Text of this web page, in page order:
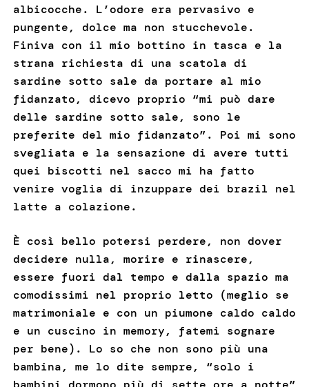
albicocche. L’odore era pervasivo e
pungente, dolce ma non stucchevole.
Finiva con il mio bottino in tasca e la
strana richiesta di una scatola di
sardine sotto sale da portare al mio
fidanzato, dicevo proprio “mi può dare
delle sardine sotto sale, sono le
preferite del mio fidanzato”. Poi mi sono
svegliata e la sensazione di avere tutti
quei biscotti nel sacco mi ha fatto
venire voglia di inzuppare dei brazil nel
latte a colazione.
È così bello potersi perdere, non dover
decidere nulla, morire e rinascere,
essere fuori dal tempo e dalla spazio ma
comodissimi nel proprio letto (meglio se
matrimoniale e con un piumone caldo caldo
e un cuscino in memory, fatemi sognare
per bene). Lo so che non sono più una
bambina, me lo dite sempre, “solo i